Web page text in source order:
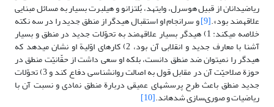
ریاضى‏دانان از قبیل هوسرل، وایتهد، بُلتزانو و هیلبرت بسیار به مسائل مبنایى
علاقه‏مند بود».[9] و سرانجام او استقبال هیدگر از منطق جدید را در سه نکته
خلاصه مى‏کند: 1) هیدگر بسیار علاقه‏مند به تحوّلات جدید در منطق و بسیار
آشنا با معارف جدید و انقلابى آن بود، 2) کارهاى اوّلیة او نشان مى‏دهد که
هیدگر را نمى‏توان ضد منطق دانست، بلکه او سعى داشت از حقّانیّت منطق در
حوزة صلاحیّت آن در مقابل قول به اصالت روان‏شناسى دفاع کند و 3) تحوّلات
جدید منطق باعث طرح پرسش‏هاى عمیقى دربارة منطق نمادى و نسبت آن با
ریاضیات و صورى‏سازى شده‏اند.[10]